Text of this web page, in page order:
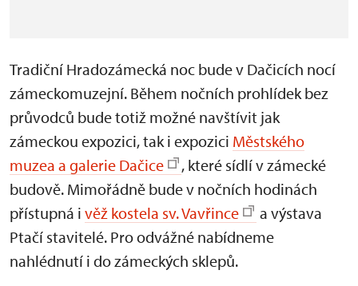
Tradiční Hradozámecká noc bude v Dačicích nocí
zámeckomuzejní. Během nočních prohlídek bez
průvodců bude totiž možné navštívit jak
zámeckou expozici, tak i expozici Městského
muzea a galerie Dačice
, které sídlí v zámecké
budově. Mimořádně bude v nočních hodinách
přístupná i věž kostela sv. Vavřince
a výstava
Ptačí stavitelé. Pro odvážné nabídneme
nahlédnutí i do zámeckých sklepů.